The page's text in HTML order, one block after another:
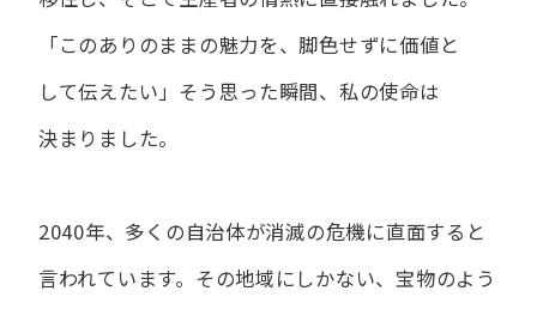
「この​ありの​ままの​魅力を、​脚色せずに​価値と​
して​伝えたい」 そう​思った​瞬間、​私の​使命は​
決まりました。
2040年、多くの自治体が消滅の危機に直面すると
言われています。 その地域にしかない、宝物のよう